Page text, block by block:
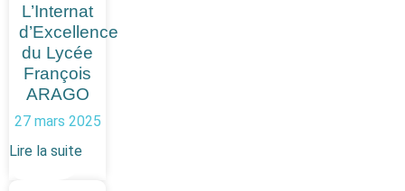
L’Internat
d’Excellence
du Lycée
François
ARAGO
27 mars 2025
Lire la suite